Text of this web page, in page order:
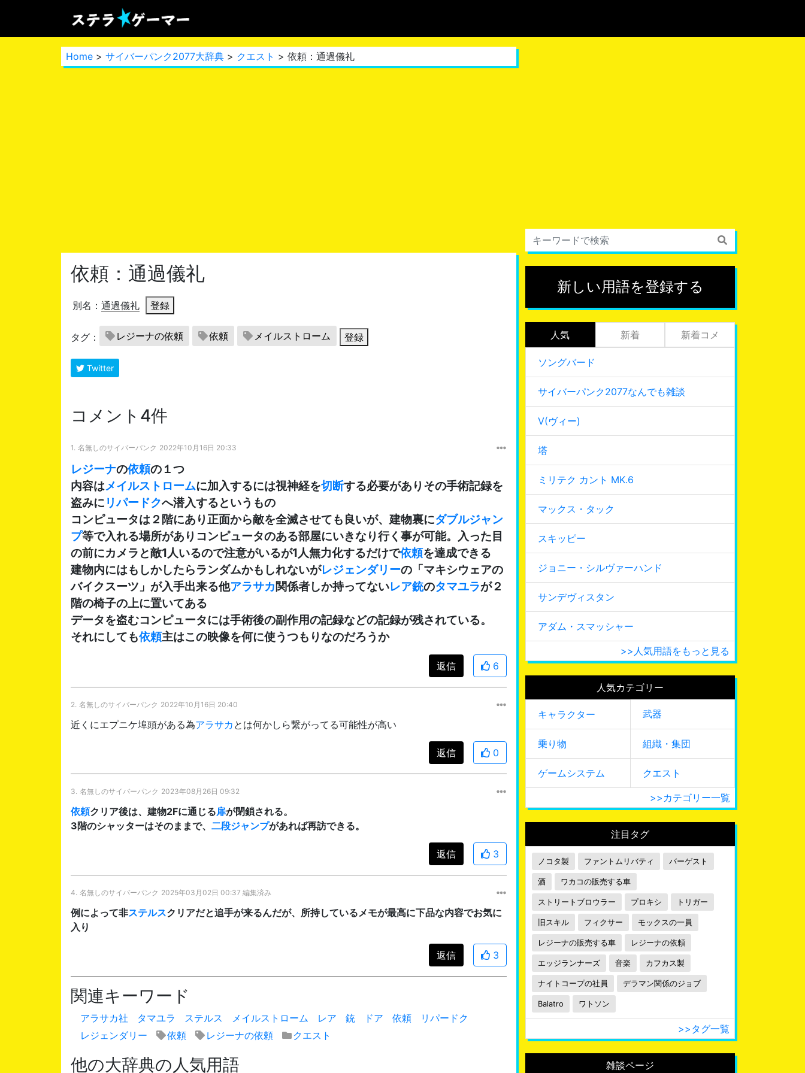
Home > サイバーパンク2077大辞典 > クエスト > 依頼：通過儀礼
依頼：通過儀礼
別名： 通過儀礼 登録
タグ： レジーナの依頼 依頼 メイルストローム 登録
Twitter
コメント4件
1. 名無しのサイバーパンク 2022年10月16日 20:33
レジーナの依頼の１つ
内容はメイルストロームに加入するには視神経を切断する必要がありその手術記録を
盗みに リパードクへ潜入するというもの
コンピュータは２階にあり正面から敵を全滅させても良いが、建物裏にダブルジャン
プ等で入れる場所がありコンピュータのある部屋にいきなり行く事が可能。入った目
の前にカメラと敵1人いるので注意がいるが1人無力化するだけで依頼を達成できる
建物内にはもしかしたらランダムかもしれないがレジェンダリーの「マキシウェアの
バイクスーツ」が入手出来る他アラサカ関係者しか持ってないレア銃のタマユラが２
階の椅子の上に置いてある
データを盗むコンピュータには手術後の副作用の記録などの記録が残されている。
それにしても依頼主はこの映像を何に使うつもりなのだろうか
返信 6
2. 名無しのサイバーパンク 2022年10月16日 20:40
近くにエプニケ埠頭がある為アラサカ とは何かしら繋がってる可能性が高い
返信 0
3. 名無しのサイバーパンク 2023年08月26日 09:32
依頼クリア後は、建物2Fに通じる扉が閉鎖される。
3階のシャッターはそのままで、 二段ジャンプがあれば再訪できる。
返信 3
4. 名無しのサイバーパンク 2025年03月02日 00:37 編集済み
例によって非ステルスクリアだと追手が来るんだが、所持しているメモが最高に下品な内容でお気に
入り
返信 3
関連キーワード
アラサカ社 タマユラ ステルス メイルストローム レア 銃 ドア 依頼
リパードク
レジェンダリー
依頼 レジーナの依頼 クエスト
他の大辞典の人気用語
新しい用語を登録する
人気 新着 新着コメ
ソングバード
サイバーパンク2077なんでも雑談
V(ヴィー)
塔
ミリテク カント MK.6
マックス・タック
スキッピー
ジョニー・シルヴァーハンド
サンデヴィスタン
アダム・スマッシャー
>>人気用語をもっと見る
人気カテゴリー
キャラクター 武器
乗り物 組織・集団
ゲームシステム クエスト
>>カテゴリー一覧
注目タグ
ノコタ製 ファントムリバティ バーゲスト
酒 ワカコの販売する車
ストリートブロウラー プロキシ トリガー
旧スキル フィクサー モックスの一員
レジーナの販売する車 レジーナの依頼
エッジランナーズ 音楽 カフカス製
ナイトコープの社員 デラマン関係のジョブ
Balatro ワトソン
>>タグ一覧
雑談ページ